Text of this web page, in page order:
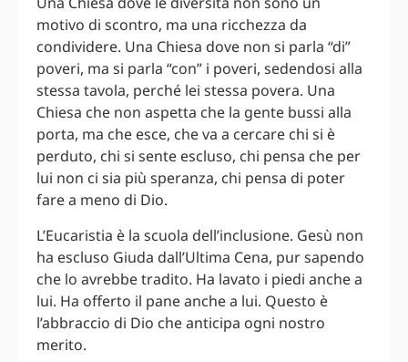
motivo di scontro, ma una ricchezza da
condividere. Una Chiesa dove non si parla “di”
poveri, ma si parla “con” i poveri, sedendosi alla
stessa tavola, perché lei stessa povera. Una
Chiesa che non aspetta che la gente bussi alla
porta, ma che esce, che va a cercare chi si è
perduto, chi si sente escluso, chi pensa che per
lui non ci sia più speranza, chi pensa di poter
fare a meno di Dio.
L’Eucaristia è la scuola dell’inclusione. Gesù non
ha escluso Giuda dall’Ultima Cena, pur sapendo
che lo avrebbe tradito. Ha lavato i piedi anche a
lui. Ha offerto il pane anche a lui. Questo è
l’abbraccio di Dio che anticipa ogni nostro
merito.